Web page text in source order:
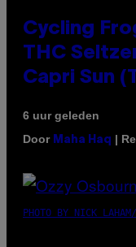
Cycling
THC
Capri Sun
6 uur geleden
Door Maha Haq |
PHOTO BY NICK